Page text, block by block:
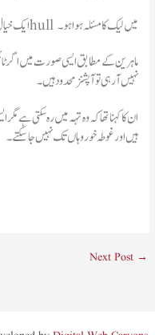
ایک خیال یہ بھی ہے کہ ٹائٹن کے پریشر hull میں لیک کا مسئلہ ہوا ہو۔
ماہرین کے مطابق ایسی صورت میں اگر
نہیں آ رہی تو آپشنز محدود ہیں۔
ان کا کہنا تھا کہ وہ تہہ میں رہ سکتی ہے
ہیں اور غوطہ خور وہاں تک نہیں جا سکتے۔
Next Post →